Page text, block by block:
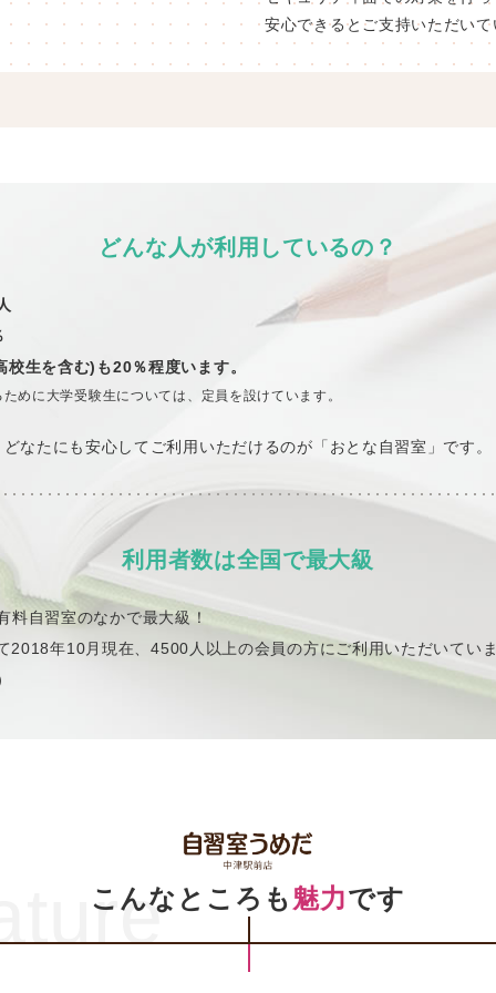
安心できるとご支持いただい
どんな人が利用しているの？
生を含む)も20％程度います。
めに大学受験生については、定員を設けています。
どなたにも安心してご利用いただけるのが「おとな自習室」です。
利用者数は全国で最大級
料自習室のなかで最大級！
2018年10月現在、4500人以上の会員の方にご利用いただいてい
こんなところも 魅力です